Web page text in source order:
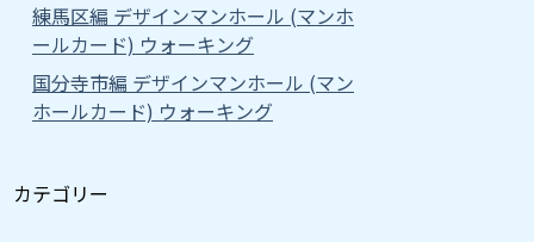
練馬区編 デザインマンホール (マンホ
ールカード) ウォーキング
国分寺市編 デザインマンホール (マン
ホールカード) ウォーキング
カテゴリー